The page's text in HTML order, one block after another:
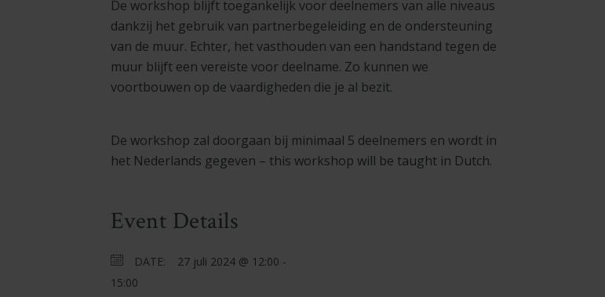
De workshop blijft toegankelijk voor deelnemers van alle niveaus
dankzij het gebruik van partnerbegeleiding en de ondersteuning
van de muur. Echter, het vasthouden van een handstand tegen de
muur blijft een vereiste voor deelname. Zo kunnen we
voortbouwen op de vaardigheden die je al bezit.
De workshop zal doorgaan bij minimaal 5 deelnemers en wordt in
het Nederlands gegeven – this workshop will be taught in Dutch.
Event Details
DATE: 27 juli 2024 @ 12:00 -
15:00